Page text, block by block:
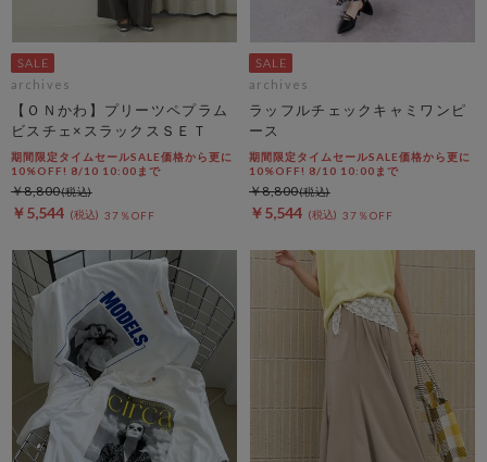
archives
【ＯＮかわ】プリーツペプラム
ビスチェ×スラックスＳＥＴ
期間限定タイムセールSALE価格から更に
10%OFF! 8/10 10:00まで
￥5,544 37％OFF
￥8,800
archives
ラッフルチェックキャミワンピ
ース
期間限定タイムセールSALE価格から更に
10%OFF! 8/10 10:00まで
￥5,544 37％OFF
￥8,800